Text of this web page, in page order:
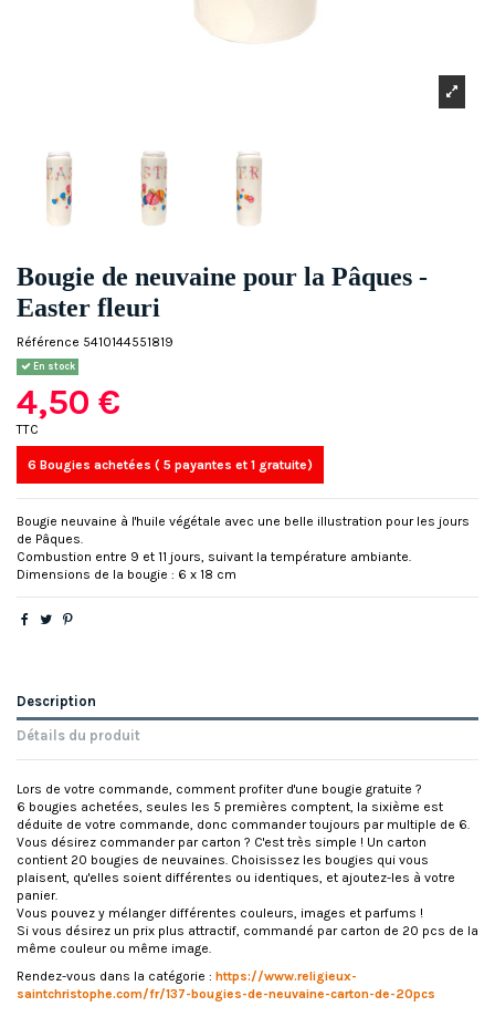
Bougie de neuvaine pour la Pâques -
Easter fleuri
Référence 5410144551819
En stock
4,50 €
TTC
6 Bougies achetées ( 5 payantes et 1 gratuite)
Bougie neuvaine à l'huile végétale avec une belle illustration pour les jours
de Pâques.
Combustion entre 9 et 11 jours, suivant la température ambiante.
Dimensions de la bougie : 6 x 18 cm
Description
Détails du produit
Lors de votre commande, comment profiter d'une bougie gratuite ?
6 bougies achetées, seules les 5 premières comptent, la sixième est
déduite de votre commande, donc commander toujours par multiple de 6.
Vous désirez commander par carton ? C'est très simple ! Un carton
contient 20 bougies de neuvaines. Choisissez les bougies qui vous
plaisent, qu'elles soient différentes ou identiques, et ajoutez-les à votre
panier.
Vous pouvez y mélanger différentes couleurs, images et parfums !
Si vous désirez un prix plus attractif, commandé par carton de 20 pcs de la
même couleur ou même image.
Rendez-vous dans la catégorie : https://www.religieux-
saintchristophe.com/fr/137-bougies-de-neuvaine-carton-de-20pcs